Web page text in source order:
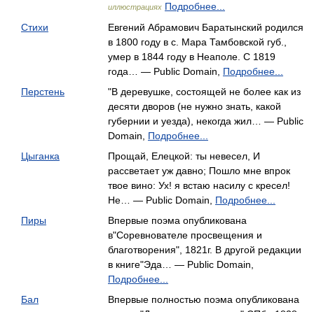
иллюстрациях Подробнее...
Стихи
Евгений Абрамович Баратынский родился
в 1800 году в с. Мара Тамбовской губ.,
умер в 1844 году в Неаполе. С 1819
года… — Public Domain, Подробнее...
Перстень
"В деревушке, состоящей не более как из
десяти дворов (не нужно знать, какой
губернии и уезда), некогда жил… — Public
Domain, Подробнее...
Цыганка
Прощай, Елецкой: ты невесел, И
рассветает уж давно; Пошло мне впрок
твое вино: Ух! я встаю насилу с кресел!
Не… — Public Domain, Подробнее...
Пиры
Впервые поэма опубликована
в"Соревнователе просвещения и
благотворения", 1821г. В другой редакции
в книге"Эда… — Public Domain,
Подробнее...
Бал
Впервые полностью поэма опубликована